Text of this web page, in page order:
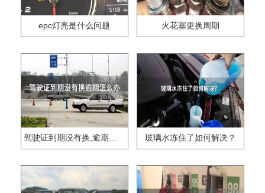
epc灯亮是什么问题 火花塞更换周期
驾驶证到期没有换,逾期怎么办?? 玻璃水冻住了如何解决？